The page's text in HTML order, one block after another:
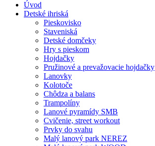
Úvod
Detské ihriská
Pieskovisko
Staveniská
Detské domčeky
Hry s pieskom
Hojdačky
Pružinové a prevažovacie hojdačky
Lanovky
Kolotoče
Chôdza a balans
Trampolíny
Lanové pyramídy SMB
Cvičenie, street workout
Prvky do svahu
Malý lanový park NEREZ